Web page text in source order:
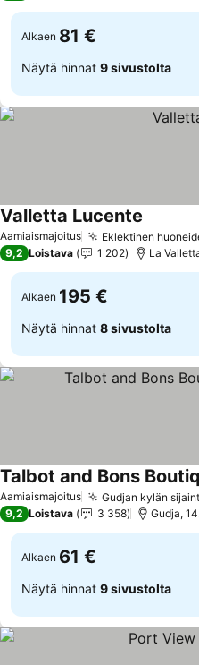
Alkaen 81 €
Näytä hinnat 9 sivustolta
Aamiaismajoitus Eklektinen
Valletta Lucente
9,2 Loistava 1 202 La
Alkaen 195 €
Näytä hinnat 8 sivustolta
Aamiaismajoitus Gudjan kylän
Talbot and Bons
9,2 Loistava 3 358 Gudja,
Alkaen 61 €
Näytä hinnat 9 sivustolta